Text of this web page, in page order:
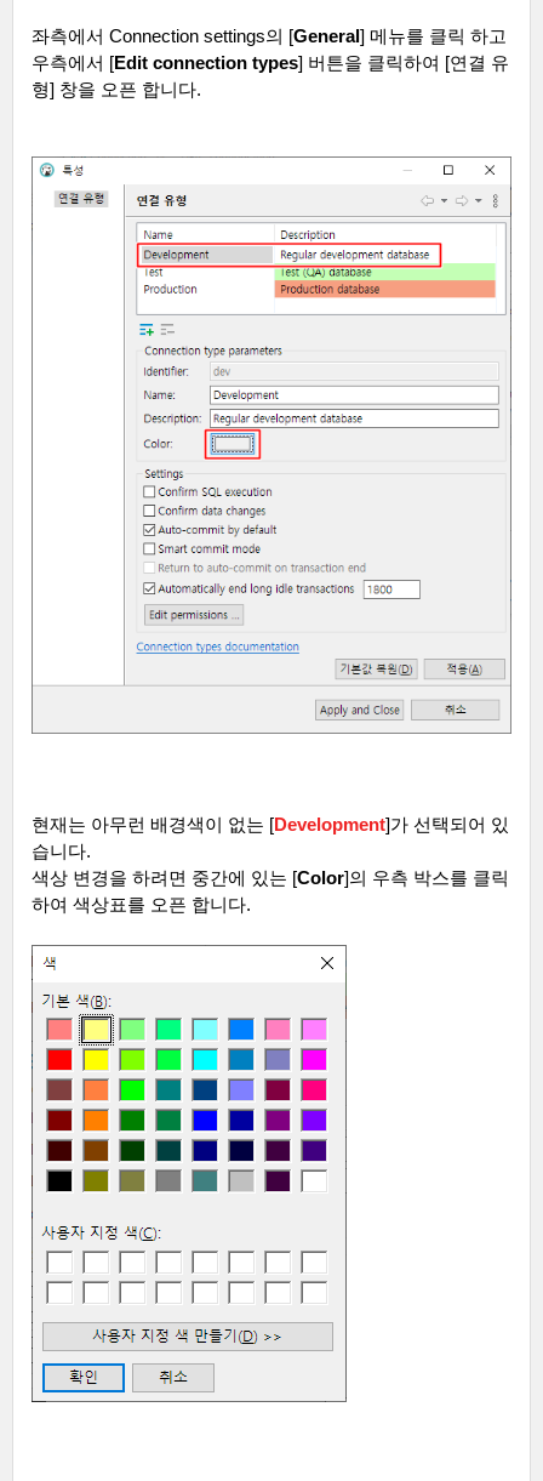
좌측에서 Connection settings의 [General] 메뉴를 클릭 하고
우측에서 [Edit connection types] 버튼을 클릭하여 [연결 유
형] 창을 오픈 합니다.
현재는 아무런 배경색이 없는 [Development]가 선택되어 있
습니다.
색상 변경을 하려면 중간에 있는 [Color]의 우측 박스를 클릭
하여 색상표를 오픈 합니다.